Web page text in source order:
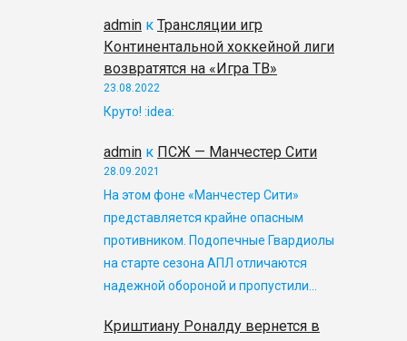
admin к Трансляции игр
Континентальной хоккейной лиги
возвратятся на «Игра ТВ»
23.08.2022
Круто! :idea:
admin к ПСЖ — Манчестер Сити
28.09.2021
На этом фоне «Манчестер Сити»
представляется крайне опасным
противником. Подопечные Гвардиолы
на старте сезона АПЛ отличаются
надежной обороной и пропустили…
Криштиану Роналду вернется в